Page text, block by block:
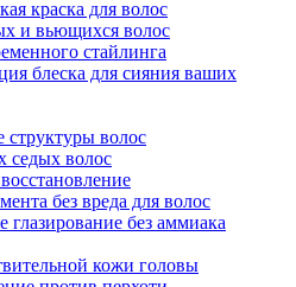
краска для волос
и вьющихся волос
стайлинга
блеска для сияния ваших
структуры волос
седых волос
без вреда для волос
глазирование без аммиака
кожи головы